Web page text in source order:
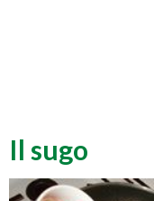
Il sugo